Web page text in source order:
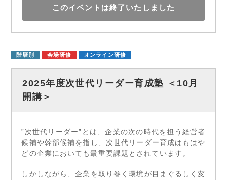
このイベントは終了いたしました
階層別 会場研修 オンライン研修
2025年度次世代リーダー育成塾 ＜10月
開講＞
”次世代リーダー”とは、企業の次の時代を担う経営者
候補や幹部候補を指し、次世代リーダー育成はもはや
どの企業においても最重要課題とされています。
しかしながら、企業を取り巻く環境が目まぐるしく変